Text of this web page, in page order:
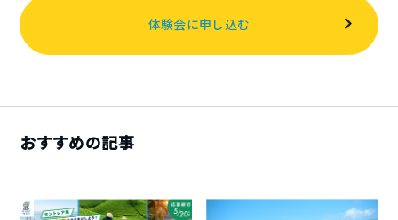
体験会に申し込む
おすすめの記事